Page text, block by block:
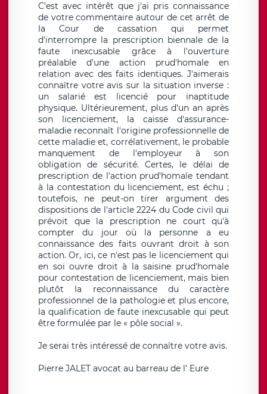
C'est avec intérêt que j'ai pris connaissance
de votre commentaire autour de cet arrêt de
la Cour de cassation qui permet
d'interrompre la prescription biennale de la
faute inexcusable grâce à l'ouverture
préalable d'une action prud'homale en
relation avec des faits identiques. J'aimerais
connaître votre avis sur la situation inverse :
un salarié est licencié pour inaptitude
physique. Ultérieurement, plus d'un an après
son licenciement, la caisse d'assurance-
maladie reconnaît l'origine professionnelle de
cette maladie et, corrélativement, le probable
manquement de l'employeur à son
obligation de sécurité. Certes, le délai de
prescription de l'action prud'homale tendant
à la contestation du licenciement, est échu ;
toutefois, ne peut-on tirer argument des
dispositions de l'article 2224 du Code civil qui
prévoit que la prescription ne court qu'à
compter du jour où la personne a eu
connaissance des faits ouvrant droit à son
action. Or, ici, ce n'est pas le licenciement qui
en soi ouvre droit à la saisine prud'homale
pour contestation de licenciement, mais bien
plutôt la reconnaissance du caractère
professionnel de la pathologie et plus encore,
la qualification de faute inexcusable qui peut
être formulée par le « pôle social ».
Je serai très intéressé de connaître votre avis.
Pierre JALET avocat au barreau de l' Eure